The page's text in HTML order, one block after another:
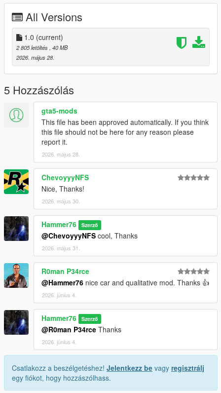
Then scroll to the bottom and hit Enter to add a empty space.
Add the line dlcpacks:/zagato/
to the dlclist and save then exit.
SPAWN: zagato
All Versions
1.0 (current)
2 805 letöltés , 40 MB
2026. május 28.
5 Hozzászólás
gta5-mods
This file has been approved automatically. If you think
this file should not be here for any reason please
report it.
2026. május 28.
ChevoyyyNFS
Nice, Thanks!
2026. május 30.
Hammer76 Szerző
@ChevoyyyNFS cool, Thanks
2026. május 31.
R0man P34rce
@Hammer76 nice car and qualitative mod. Thanks 👍
2026. június 4.
Hammer76 Szerző
@R0man P34rce Thanks
2026. június 4.
Csatlakozz a beszélgetéshez! Jelentkezz be vagy regisztrálj
egy fiókot, hogy hozzászólhass.